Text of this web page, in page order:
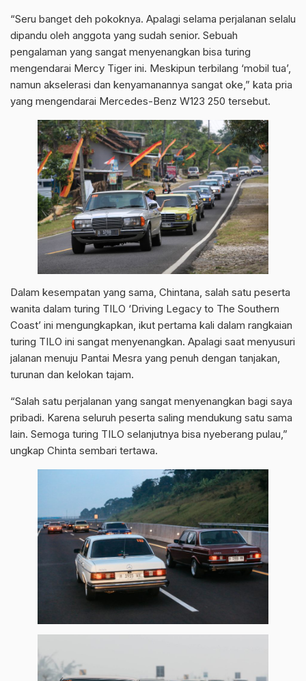
“Seru banget deh pokoknya. Apalagi selama perjalanan selalu
dipandu oleh anggota yang sudah senior. Sebuah
pengalaman yang sangat menyenangkan bisa turing
mengendarai Mercy Tiger ini. Meskipun terbilang ‘mobil tua’,
namun akselerasi dan kenyamanannya sangat oke,” kata pria
yang mengendarai Mercedes-Benz W123 250 tersebut.
Dalam kesempatan yang sama, Chintana, salah satu peserta
wanita dalam turing TILO ‘Driving Legacy to The Southern
Coast’ ini mengungkapkan, ikut pertama kali dalam rangkaian
turing TILO ini sangat menyenangkan. Apalagi saat menyusuri
jalanan menuju Pantai Mesra yang penuh dengan tanjakan,
turunan dan kelokan tajam.
“Salah satu perjalanan yang sangat menyenangkan bagi saya
pribadi. Karena seluruh peserta saling mendukung satu sama
lain. Semoga turing TILO selanjutnya bisa nyeberang pulau,”
ungkap Chinta sembari tertawa.